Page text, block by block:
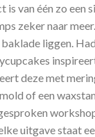
van één zo een
zeker naar
liggen.
deze met
of een
uitgave staat